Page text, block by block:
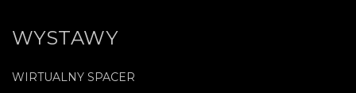
WYSTAWY
WIRTUALNY SPACER